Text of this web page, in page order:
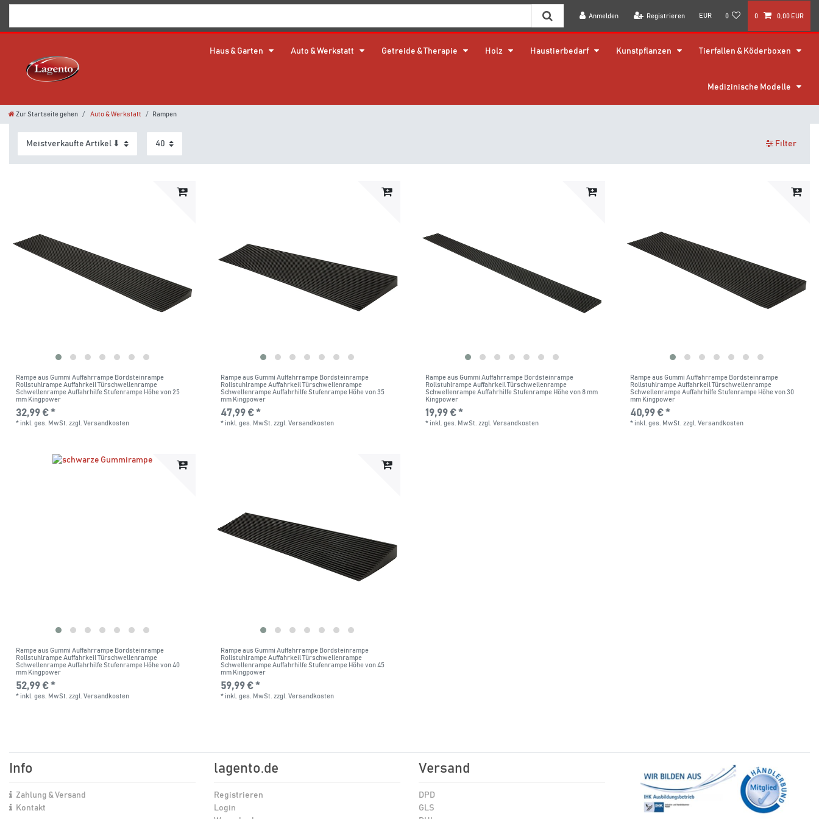
Anmelden Registrieren EUR 0 0 0,00 EUR
Haus & Garten Auto & Werkstatt Getreide & Therapie Holz Haustierbedarf Kunstpflanzen Tierfallen & Köderboxen
Medizinische Modelle
Zur Startseite gehen Auto & Werkstatt Rampen
Filter
Rampe aus Gummi Auffahrrampe Bordsteinrampe
Rollstuhlrampe Auffahrkeil Türschwellenrampe
Schwellenrampe Auffahrhilfe Stufenrampe Höhe von 25
mm Kingpower
32,99 € *
* inkl. ges. MwSt. zzgl.Versandkosten
Rampe aus Gummi Auffahrrampe Bordsteinrampe
Rollstuhlrampe Auffahrkeil Türschwellenrampe
Schwellenrampe Auffahrhilfe Stufenrampe Höhe von 35
mm Kingpower
47,99 € *
* inkl. ges. MwSt. zzgl.Versandkosten
Rampe aus Gummi Auffahrrampe Bordsteinrampe
Rollstuhlrampe Auffahrkeil Türschwellenrampe
Schwellenrampe Auffahrhilfe Stufenrampe Höhe von 8 mm
Kingpower
19,99 € *
* inkl. ges. MwSt. zzgl.Versandkosten
Rampe aus Gummi Auffahrrampe Bordsteinrampe
Rollstuhlrampe Auffahrkeil Türschwellenrampe
Schwellenrampe Auffahrhilfe Stufenrampe Höhe von 30
mm Kingpower
40,99 € *
* inkl. ges. MwSt. zzgl.Versandkosten
Rampe aus Gummi Auffahrrampe Bordsteinrampe
Rollstuhlrampe Auffahrkeil Türschwellenrampe
Schwellenrampe Auffahrhilfe Stufenrampe Höhe von 40
mm Kingpower
52,99 € *
* inkl. ges. MwSt. zzgl.Versandkosten
Rampe aus Gummi Auffahrrampe Bordsteinrampe
Rollstuhlrampe Auffahrkeil Türschwellenrampe
Schwellenrampe Auffahrhilfe Stufenrampe Höhe von 45
mm Kingpower
59,99 € *
* inkl. ges. MwSt. zzgl.Versandkosten
Info
Zahlung & Versand
Kontakt
lagento.de
Registrieren
Login
Versand
DPD
GLS